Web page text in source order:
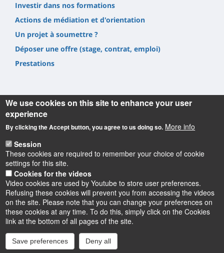
Investir dans nos formations
Actions de médiation et d'orientation
Un projet à soumettre ?
Déposer une offre (stage, contrat, emploi)
Prestations
Informations
UFR Sciences et Techniques
1, rue de Chartres, 45100 Orléans
02 38 41 71 78
InstagramLinkedInYoutubeTikTok
Accessibilité : partiellement conforme
We use cookies on this site to enhance your user
experience
By clicking the Accept button, you agree to us doing so. More info
Session
These cookies are required to remember your choice of cookie
settings for this site.
Cookies for the videos
Video cookies are used by Youtube to store user preferences.
Refusing these cookies will prevent you from accessing the videos
on the site. Please note that you can change your preferences on
these cookies at any time. To do this, simply click on the Cookies
link at the bottom of all pages of the site.
Save preferences Deny all